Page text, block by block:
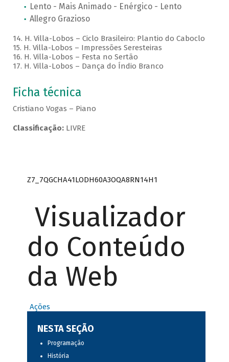
Lento - Mais Animado - Enérgico - Lento
Allegro Grazioso
14. H. Villa-Lobos – Ciclo Brasileiro: Plantio do Caboclo
15. H. Villa-Lobos – Impressões Seresteiras
16. H. Villa-Lobos – Festa no Sertão
17. H. Villa-Lobos – Dança do Índio Branco
Ficha técnica
Cristiano Vogas – Piano
Classificação:LIVRE
Z7_7QGCHA41LODH60A3OQA8RN14H1
Visualizador
do Conteúdo
da Web
Ações
NESTA SEÇÃO
Programação
História